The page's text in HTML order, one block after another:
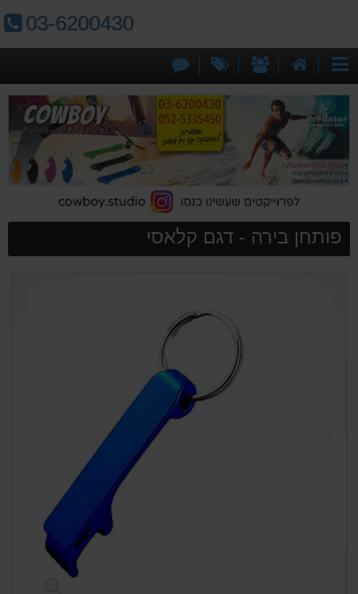
טלפון:
03-6200430
קטגוריות
הבית
אודותינומבצעים
קשר
פותחן בירה - דגם קלאסי